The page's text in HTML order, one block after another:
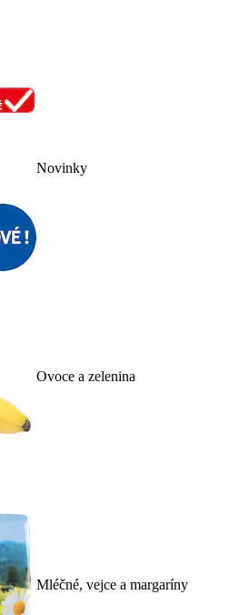
Novinky
Ovoce a zelenina
Mléčné, vejce a margaríny